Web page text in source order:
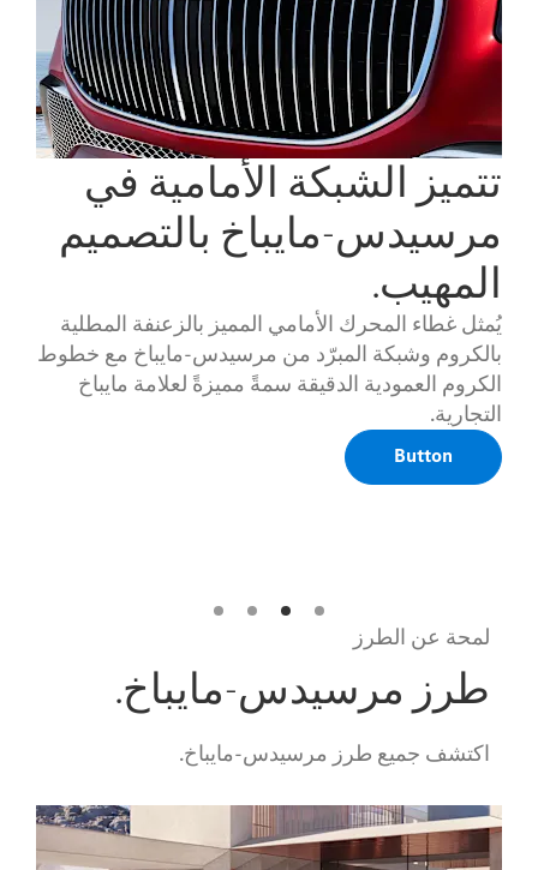
تتميز الشبكة الأمامية في
مرسيدس-مايباخ بالتصميم
المهيب.
يُمثل غطاء المحرك الأمامي المميز بالزعنفة المطلية
بالكروم وشبكة المبرّد من مرسيدس-مايباخ مع خطوط
الكروم العمودية الدقيقة سمةً مميزةً لعلامة مايباخ
التجارية.
Button
لمحة عن الطرز
طرز مرسيدس-مايباخ.
اكتشف جميع طرز مرسيدس-مايباخ.